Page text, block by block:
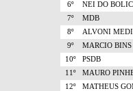
6º
NEI DO
7º
MDB
8º
ALVONI
9º
MARCIO BINS
10º
PSDB
11º
MAURO
12º
MATHEUS